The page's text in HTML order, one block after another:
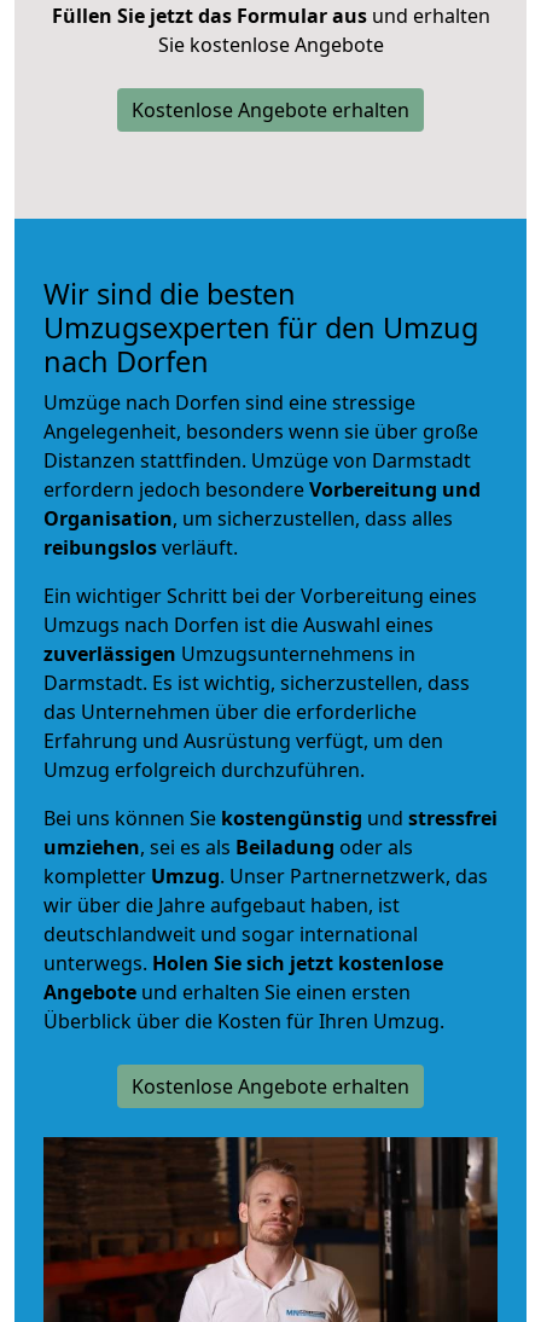
Füllen Sie jetzt das Formular ausund erhalten
Sie kostenlose Angebote
Kostenlose Angebote erhalten
Wir sind die besten
Umzugsexperten für den Umzug
nach Dorfen
Umzüge nach Dorfen sind eine stressige
Angelegenheit, besonders wenn sie über große
Distanzen stattfinden. Umzüge von Darmstadt
erfordern jedoch besondereVorbereitung und
Organisation, um sicherzustellen, dass alles
reibungslosverläuft.
Ein wichtiger Schritt bei der Vorbereitung eines
Umzugs nach Dorfen ist die Auswahl eines
zuverlässigen Umzugsunternehmens in
Darmstadt. Es ist wichtig, sicherzustellen, dass
das Unternehmen über die erforderliche
Erfahrung und Ausrüstung verfügt, um den
Umzug erfolgreich durchzuführen.
Bei uns können Sie kostengünstig und stressfrei
umziehen, sei es als Beiladung oder als
kompletter Umzug. Unser Partnernetzwerk, das
wir über die Jahre aufgebaut haben, ist
deutschlandweit und sogar international
unterwegs. Holen Sie sich jetzt kostenlose
Angebote und erhalten Sie einen ersten
Überblick über die Kosten für Ihren Umzug.
Kostenlose Angebote erhalten